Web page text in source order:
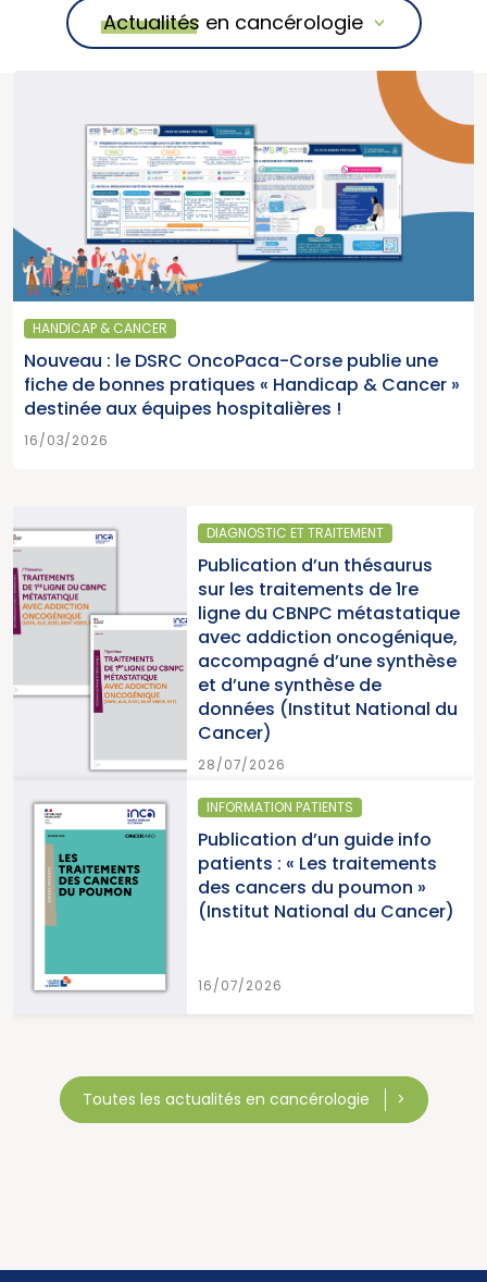
Actualités en cancérologie
HANDICAP & CANCER
Nouveau : le DSRC OncoPaca-Corse publie une
fiche de bonnes pratiques « Handicap & Cancer »
destinée aux équipes hospitalières !
16/03/2026
ET TRAITEMENT
d’un thésaurus
de 1re
CBNPC métastatique
oncogénique,
d’une synthèse
synthèse de
(Institut National du
PATIENTS
d’un guide info
: « Les traitements
du poumon »
National du Cancer)
2025 «
pour la
du
15/07/
cancers
2026
Cancer)
Toutes les actualités en cancérologie